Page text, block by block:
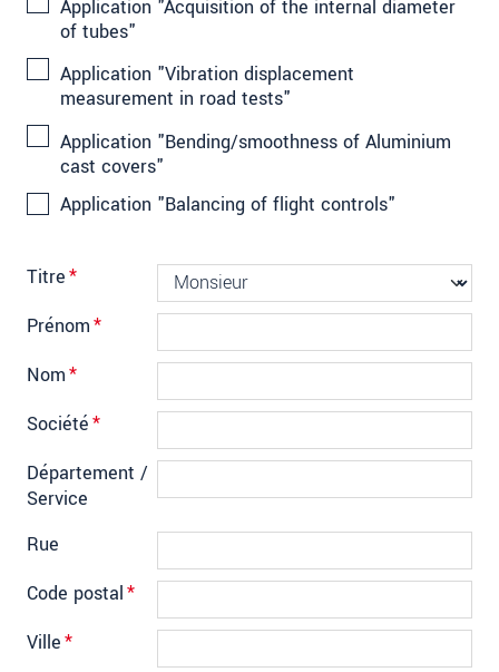
Application "Acquisition of the internal diameter
of tubes"
Application "Vibration displacement
measurement in road tests"
Application "Bending/smoothness of Aluminium
cast covers"
Application "Balancing of flight controls"
Titre*
Prénom*
Nom*
Société*
Département /
Service
Rue
Code postal*
Ville*